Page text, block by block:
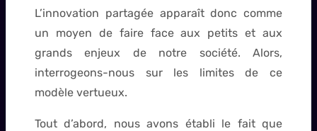
L’innovation partagée apparaît donc comme
un moyen de faire face aux petits et aux
grands enjeux de notre société. Alors,
interrogeons-nous sur les limites de ce
modèle vertueux.
Tout d’abord, nous avons établi le fait que